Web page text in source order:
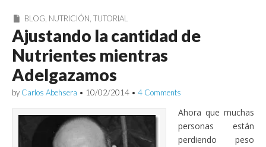
BLOG, NUTRICIÓN,TUTORIAL
Ajustando la cantidad de
Nutrientes mientras
Adelgazamos
by Carlos Abehsera • 10/02/2014 • 4 Comments
Ahora que muchas
personas están
perdiendo peso